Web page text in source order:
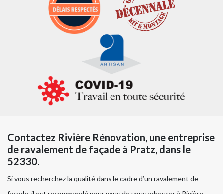
Contactez Rivière Rénovation, une entreprise
de ravalement de façade à Pratz, dans le
52330.
Si vous recherchez la qualité dans le cadre d’un ravalement de